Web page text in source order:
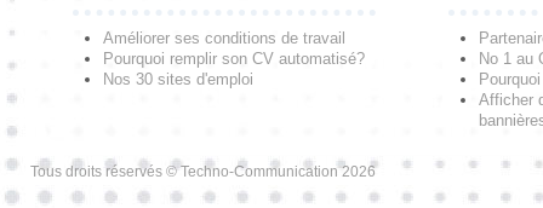
Améliorer ses conditions de travail
Pourquoi remplir son CV automatisé?
Nos 30 sites d'emploi
No 1 au
Afficher
Tous droits réservés © Techno-Communication 2026